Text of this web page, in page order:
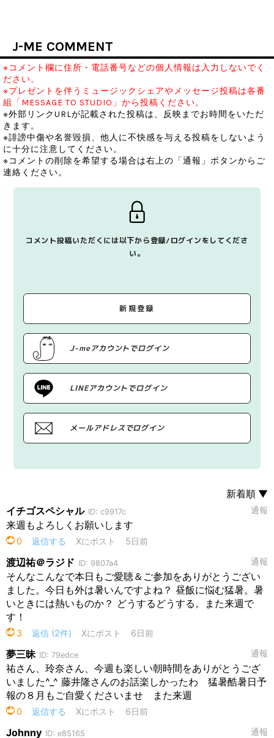
J-ME COMMENT
※コメント欄に住所・電話番号などの個人情報は入力しないでく
ださい。
※プレゼントを伴うミュージックシェアやメッセージ投稿は各番
組「MESSAGE TO STUDIO」から投稿ください。
※外部リンクURLが記載された投稿は、反映までお時間をいただ
きます。
※誹謗中傷や名誉毀損、他人に不快感を与える投稿をしないよう
に十分に注意してください。
※コメントの削除を希望する場合は右上の「通報」ボタンからご
連絡ください。
コメント投稿いただくには以下から登録/ログインをしてくださ
い。
新規登録
J-meアカウントでログイン
LINEアカウントでログイン
メールアドレスでログイン